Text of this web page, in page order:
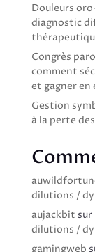
Douleurs
diagnostic
Congrès
comment
et gagner
Gestion
à la perte
dilutions /
aujackbit sur
dilutions /
gamingweb